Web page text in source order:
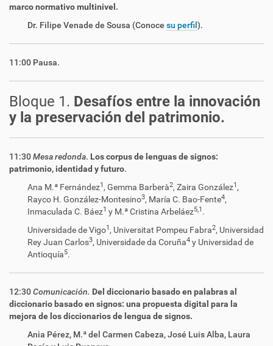
marco normativo multinivel.
Dr. Filipe Venade de Sousa (Conoce su perfil ).
11:00 Pausa.
Bloque 1. Desafíos entre la innovación
y la preservación del patrimonio.
11:30Mesa redonda. Los corpus de lenguas de signos:
patrimonio, identidad y futuro.
Ana M.ª Fernández1 , Gemma Barberà2, Zaira González1 ,
Rayco H. González-Montesino3, María C. Bao-Fente4,
Inmaculada C. Báez1 y M.ª Cristina Arbeláez5,1 .
Universidade de Vigo1 , Universitat Pompeu Fabra2, Universidad
Rey Juan Carlos3, Universidade da Coruña4 y Universidad de
Antioquía5.
12:30Comunicación. Del diccionario basado en palabras al
diccionario basado en signos: una propuesta digital para la
mejora de los diccionarios de lengua de signos.
Ania Pérez, M.ª del Carmen Cabeza, José Luis Alba, Laura